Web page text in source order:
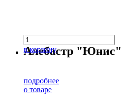
в корзину
Алебастр "Юнис"
подробнее
о товаре